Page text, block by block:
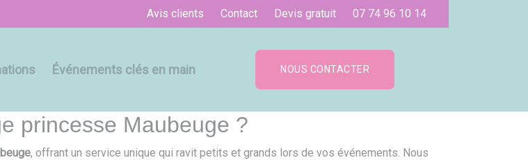
Avis clients Contact Devis gratuit 07 74 96 10 14
Événements clés en main NOUS CONTACTER
princesse Maubeuge ?
, offrant un service unique qui ravit petits et grands lors de vos événements. Nous